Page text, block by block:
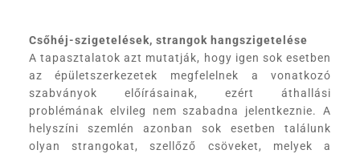
Csőhéj-szigetelések, strangok hangszigetelése
A tapasztalatok azt mutatják, hogy igen sok esetben
az épületszerkezetek megfelelnek a vonatkozó
szabványok előírásainak, ezért áthallási
problémának elvileg nem szabadna jelentkeznie. A
helyszíni szemlén azonban sok esetben találunk
olyan strangokat, szellőző csöveket, melyek a